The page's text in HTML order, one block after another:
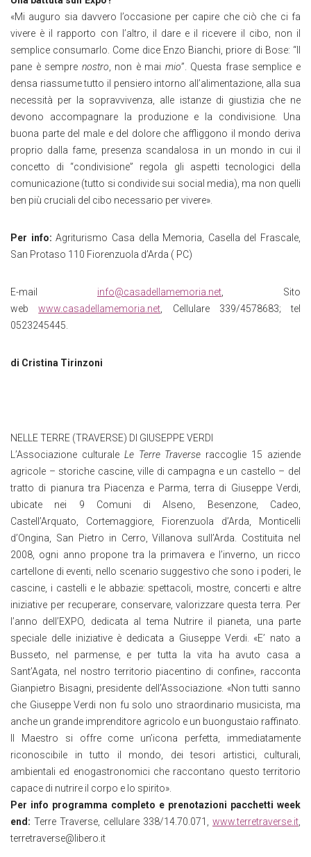
«Mi auguro sia davvero l’occasione per capire che ciò che ci fa
vivere è il rapporto con l’altro, il dare e il ricevere il cibo, non il
semplice consumarlo. Come dice Enzo Bianchi, priore di Bose: “Il
pane è sempre nostro , non è mai mio”. Questa frase semplice e
densa riassume tutto il pensiero intorno all’alimentazione, alla sua
necessità per la sopravvivenza, alle istanze di giustizia che ne
devono accompagnare la produzione e la condivisione. Una
buona parte del male e del dolore che affliggono il mondo deriva
proprio dalla fame, presenza scandalosa in un mondo in cui il
concetto di “condivisione” regola gli aspetti tecnologici della
comunicazione (tutto si condivide sui social media), ma non quelli
ben più cruciali del cibo necessario per vivere».
Per info: Agriturismo Casa della Memoria, Casella del Frascale,
San Protaso 110 Fiorenzuola d’Arda ( PC)
E-mail info@casadellamemoria.net , Sito
webwww.casadellamemoria.net , Cellulare 339/4578683; tel
0523245445.
di Cristina Tirinzoni
NELLE TERRE (TRAVERSE) DI GIUSEPPE VERDI
L’Associazione culturaleLe Terre Traverse raccoglie 15 aziende
agricole – storiche cascine, ville di campagna e un castello – del
tratto di pianura tra Piacenza e Parma, terra di Giuseppe Verdi,
ubicate nei 9 Comuni di Alseno, Besenzone, Cadeo,
Castell’Arquato, Cortemaggiore, Fiorenzuola d’Arda, Monticelli
d’Ongina, San Pietro in Cerro, Villanova sull’Arda. Costituita nel
2008, ogni anno propone tra la primavera e l’inverno, un ricco
cartellone di eventi, nello scenario suggestivo che sono i poderi, le
cascine, i castelli e le abbazie: spettacoli, mostre, concerti e altre
iniziative per recuperare, conservare, valorizzare questa terra. Per
l’anno dell’EXPO, dedicata al tema Nutrire il pianeta, una parte
speciale delle iniziative è dedicata a Giuseppe Verdi. «E’ nato a
Busseto, nel parmense, e per tutta la vita ha avuto casa a
Sant’Agata, nel nostro territorio piacentino di confine», racconta
Gianpietro Bisagni, presidente dell’Associazione. «Non tutti sanno
che Giuseppe Verdi non fu solo uno straordinario musicista, ma
anche un grande imprenditore agricolo e un buongustaio raffinato.
Il Maestro si offre come un’icona perfetta, immediatamente
riconoscibile in tutto il mondo, dei tesori artistici, culturali,
ambientali ed enogastronomici che raccontano questo territorio
capace di nutrire il corpo e lo spirito».
Per info programma completo e prenotazioni pacchetti week
end: Terre Traverse, cellulare 338/14.70.071, www.terretraverse.it
terretraverse@libero.it